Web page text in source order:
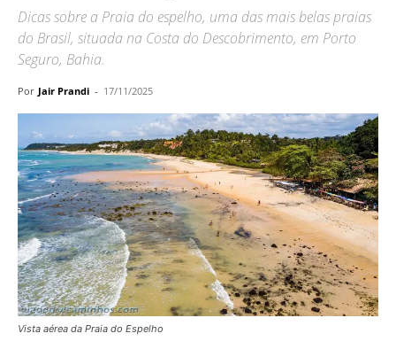
Dicas sobre a Praia do espelho, uma das mais belas praias
do Brasil, situada na Costa do Descobrimento, em Porto
Seguro, Bahia.
Por Jair Prandi - 17/11/2025
Vista aérea da Praia do Espelho